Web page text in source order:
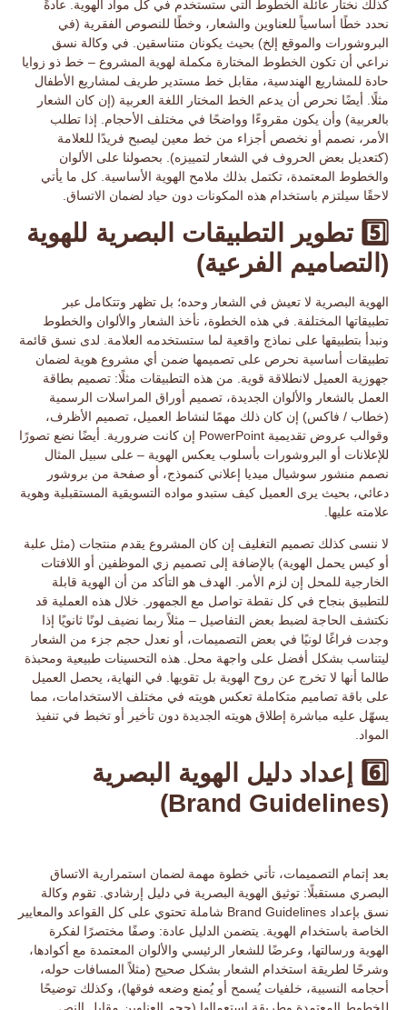
كذلك نختار عائلة الخطوط التي ستستخدم في كل مواد الهوية. عادةً
نحدد خطًا أساسياً للعناوين والشعار، وخطًا للنصوص الفقرية (في
البروشورات والموقع إلخ) بحيث يكونان متناسقين. في وكالة نسق
نراعي أن تكون الخطوط المختارة مكملة لهوية المشروع – خط ذو زوايا
حادة للمشاريع الهندسية، مقابل خط مستدير طريف لمشاريع الأطفال
مثلًا. أيضًا نحرص أن يدعم الخط المختار اللغة العربية (إن كان الشعار
بالعربية) وأن يكون مقروءًا وواضحًا في مختلف الأحجام. إذا تطلب
الأمر، نصمم أو نخصص أجزاء من خط معين ليصبح فريدًا للعلامة
(كتعديل بعض الحروف في الشعار لتمييزه). بحصولنا على الألوان
والخطوط المعتمدة، تكتمل بذلك ملامح الهوية الأساسية. كل ما يأتي
لاحقًا سيلتزم باستخدام هذه المكونات دون حياد لضمان الاتساق.
5️⃣ تطوير التطبيقات البصرية للهوية
(التصاميم الفرعية)
الهوية البصرية لا تعيش في الشعار وحده؛ بل تظهر وتتكامل عبر
تطبيقاتها المختلفة. في هذه الخطوة، نأخذ الشعار والألوان والخطوط
ونبدأ بتطبيقها على نماذج واقعية لما ستستخدمه العلامة. لدى نسق قائمة
تطبيقات أساسية نحرص على تصميمها ضمن أي مشروع هوية لضمان
جهوزية العميل لانطلاقة قوية. من هذه التطبيقات مثلًا: تصميم بطاقة
العمل بالشعار والألوان الجديدة، تصميم أوراق المراسلات الرسمية
(خطاب / فاكس) إن كان ذلك مهمًا لنشاط العميل، تصميم الأظرف،
وقوالب عروض تقديمية PowerPoint إن كانت ضرورية. أيضًا نضع تصورًا
للإعلانات أو البروشورات بأسلوب يعكس الهوية – على سبيل المثال
نصمم منشور سوشيال ميديا إعلاني كنموذج، أو صفحة من بروشور
دعائي، بحيث يرى العميل كيف ستبدو مواده التسويقية المستقبلية وهوية
علامته عليها.
لا ننسى كذلك تصميم التغليف إن كان المشروع يقدم منتجات (مثل علبة
أو كيس يحمل الهوية) بالإضافة إلى تصميم زي الموظفين أو اللافتات
الخارجية للمحل إن لزم الأمر. الهدف هو التأكد من أن الهوية قابلة
للتطبيق بنجاح في كل نقطة تواصل مع الجمهور. خلال هذه العملية قد
نكتشف الحاجة لضبط بعض التفاصيل – مثلاً ربما نضيف لونًا ثانويًا إذا
وجدت فراغًا لونيًا في بعض التصميمات، أو نعدل حجم جزء من الشعار
ليتناسب بشكل أفضل على واجهة محل. هذه التحسينات طبيعية ومحبذة
طالما أنها لا تخرج عن روح الهوية بل تقويها. في النهاية، يحصل العميل
على باقة تصاميم متكاملة تعكس هويته في مختلف الاستخدامات، مما
يسهّل عليه مباشرة إطلاق هويته الجديدة دون تأخير أو تخبط في تنفيذ
المواد.
6️⃣ إعداد دليل الهوية البصرية
(Brand Guidelines)
بعد إتمام التصميمات، تأتي خطوة مهمة لضمان استمرارية الاتساق
البصري مستقبلًا: توثيق الهوية البصرية في دليل إرشادي . تقوم وكالة
نسق بإعداد Brand Guidelines شاملة تحتوي على كل القواعد والمعايير
الخاصة باستخدام الهوية. يتضمن الدليل عادة: وصفًا مختصرًا لفكرة
الهوية ورسالتها، وعرضًا للشعار الرئيسي والألوان المعتمدة مع أكوادها،
وشرحًا لطريقة استخدام الشعار بشكل صحيح (مثلاً المسافات حوله،
أحجامه النسبية، خلفيات يُسمح أو يُمنع وضعه فوقها)، وكذلك توضيحًا